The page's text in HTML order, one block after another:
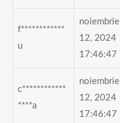
f************
u
noiembrie
12, 2024
17:46:47
c************
****a
noiembrie
12, 2024
17:46:47